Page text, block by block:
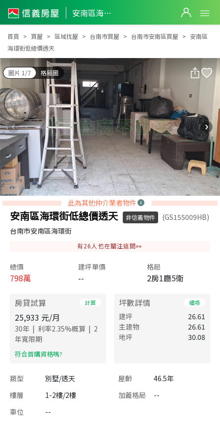
安南區海環街低總價透天
安南區海環街低總價透天
首頁 買屋 區域找屋 台南市買屋 台南市安南區買屋
安南區
海環街低總價透天
圖片 1/7 格局圖
此為其他仲介業者物件
安南區海環街低總價透天 非信義物件
(GS155009HB)
台南市安南區海環街
有26 人也在關注這間👀
總價
798萬
建坪單價
--
格局
2房1廳5衛
房貸試算 計算
25,933 元/月
30年 | 利率2.35%概算 | 2
年寬限期
​符合首購資格嗎?
坪數詳情 細項
建坪
26.61
主建物
26.61
地坪
30.08
類型 別墅/透天 屋齡
46.5年
樓層
1-2樓/2樓 加蓋格局
--
車位
--